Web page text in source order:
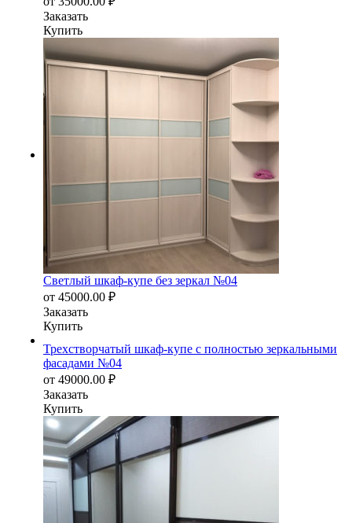
Заказать
Купить
Светлый шкаф-купе без зеркал №04
от 45000.00 ₽
Заказать
Купить
Трехстворчатый шкаф-купе с полностью зеркальными
фасадами №04
от 49000.00 ₽
Заказать
Купить